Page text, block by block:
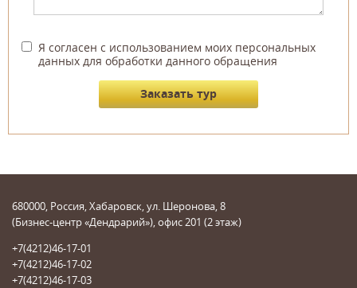
Я согласен с использованием моих персональных
данных для обработки данного обращения
680000, Россия, Хабаровск, ул. Шеронова, 8
(Бизнес-центр «Дендрарий»), офис 201 (2 этаж)
+7(4212)46-17-01
+7(4212)46-17-02
+7(4212)46-17-03